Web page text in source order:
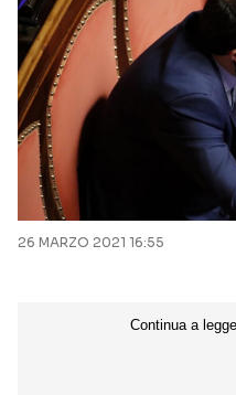
26 MARZO 2021 16:55